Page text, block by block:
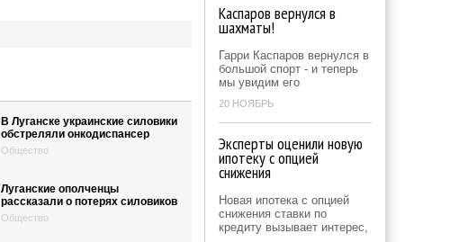
В Луганске украинские силовики
обстреляли онкодиспансер
Общество
Луганские ополченцы
рассказали о потерях силовиков
Общество
Каспаров вернулся в
шахматы!
Гарри Каспаров вернулся в
большой спорт - и теперь
мы увидим его
20 НОЯБРЬ
Эксперты оценили новую
ипотеку с опцией
снижения
Новая ипотека с опцией
снижения ставки по
кредиту вызывает интерес,